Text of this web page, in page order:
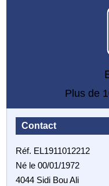
Plus de
Contact
Réf. EL1911012212
Né le 00/01/1972
4044 Sidi Bou Ali